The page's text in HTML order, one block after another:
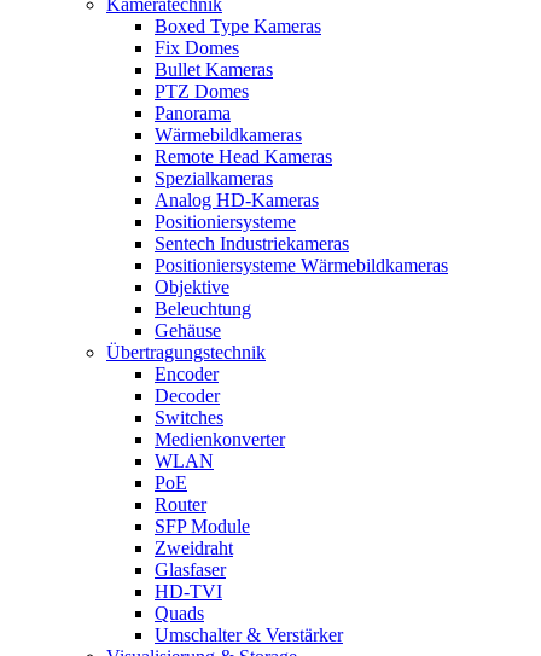
Kameratechnik
Boxed Type Kameras
Fix Domes
Bullet Kameras
PTZ Domes
Panorama
Wärmebildkameras
Remote Head Kameras
Spezialkameras
Analog HD-Kameras
Positioniersysteme
Sentech Industriekameras
Positioniersysteme Wärmebildkameras
Objektive
Beleuchtung
Gehäuse
Übertragungstechnik
Encoder
Decoder
Switches
Medienkonverter
WLAN
PoE
Router
SFP Module
Zweidraht
Glasfaser
HD-TVI
Quads
Umschalter & Verstärker